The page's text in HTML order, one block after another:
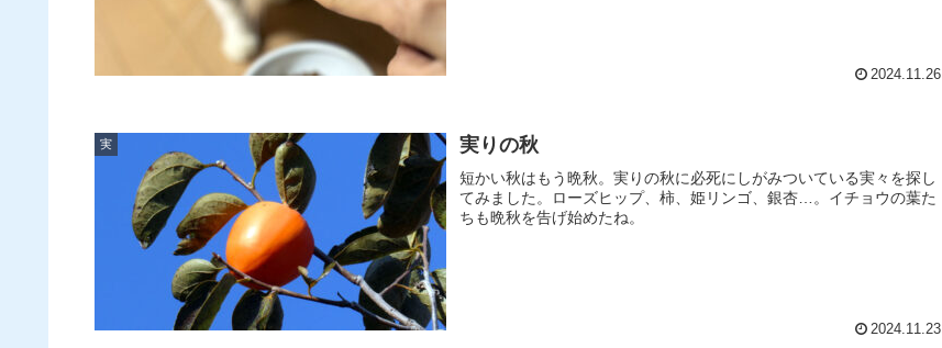
2024.11.26
実 実りの秋
短かい秋はもう晩秋。実りの秋に必死にしがみついている実々を探し
てみました。ローズヒップ、柿、姫リンゴ、銀杏…。イチョウの葉た
ちも晩秋を告げ始めたね。
2024.11.23